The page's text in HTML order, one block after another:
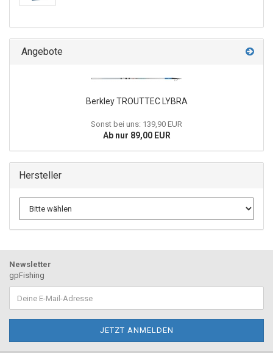
Angebote
Berkley TROUTTEC LYBRA
Sonst bei uns: 139,90 EUR
Ab nur 89,00 EUR
Hersteller
Newsletter
gpFishing